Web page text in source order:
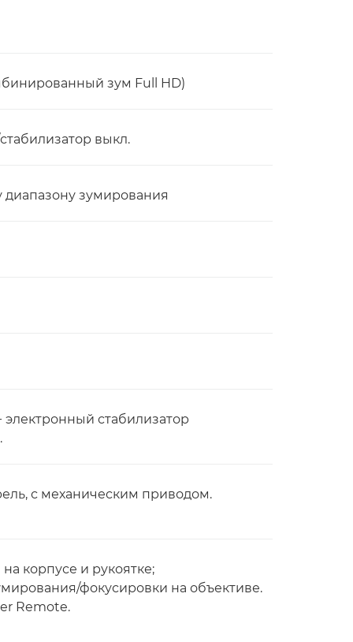
зум Full HD)
выкл.
зумирования
электронный стабилизатор
с механическим приводом.
корпусе и рукоятке;
фокусировки на объективе.
Remote.